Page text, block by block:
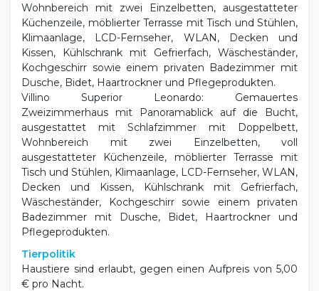
Wohnbereich mit zwei Einzelbetten, ausgestatteter
Küchenzeile, möblierter Terrasse mit Tisch und Stühlen,
Klimaanlage, LCD-Fernseher, WLAN, Decken und
Kissen, Kühlschrank mit Gefrierfach, Wäscheständer,
Kochgeschirr sowie einem privaten Badezimmer mit
Dusche, Bidet, Haartrockner und Pflegeprodukten.
Villino Superior Leonardo: Gemauertes
Zweizimmerhaus mit Panoramablick auf die Bucht,
ausgestattet mit Schlafzimmer mit Doppelbett,
Wohnbereich mit zwei Einzelbetten, voll
ausgestatteter Küchenzeile, möblierter Terrasse mit
Tisch und Stühlen, Klimaanlage, LCD-Fernseher, WLAN,
Decken und Kissen, Kühlschrank mit Gefrierfach,
Wäscheständer, Kochgeschirr sowie einem privaten
Badezimmer mit Dusche, Bidet, Haartrockner und
Pflegeprodukten.
Tierpolitik
Haustiere sind erlaubt, gegen einen Aufpreis von 5,00
€ pro Nacht.